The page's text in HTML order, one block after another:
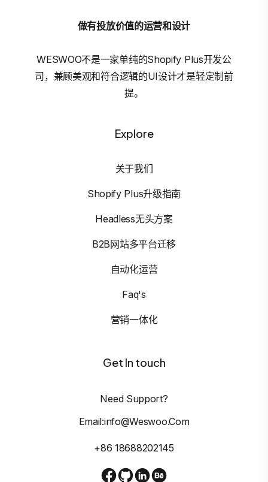
做有投放价值的运营和设计
WESWOO不是一家单纯的Shopify Plus开发公
司，兼顾美观和符合逻辑的UI设计才是轻定制前
提。
Explore
关于我们
Shopify Plus升级指南
Headless无头方案
B2B网站多平台迁移
自动化运营
Faq's
营销一体化
Get In touch
Need Support?
Email:info@weswoo.com
+86 18688202145